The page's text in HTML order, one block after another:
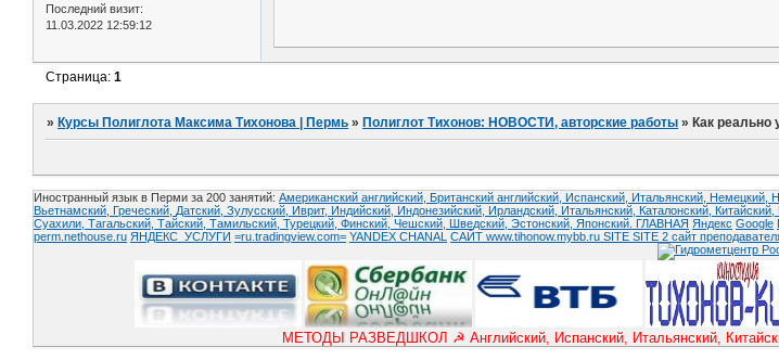
Последний визит:
11.03.2022 12:59:12
Страница:1
» Курсы Полиглота Максима Тихонова | Пермь » Полиглот Тихонов: НОВОСТИ, авторские работы » Как реально
Иностранный язык в Перми за 200 занятий: Американский английский, Британский английский, Испанский, Итальянский, Немецкий,
Вьетнамский, Греческий, Датский, Зулусский, Иврит, Индийский, Индонезийский, Ирландский, Итальянский, Каталонский, Китайский,
Суахили, Тагальский, Тайский, Тамильский, Турецкий, Финский, Чешский, Шведский, Эстонский, Японский. ГЛАВНАЯ Яндекс Google
perm.nethouse.ru ЯНДЕКС_УСЛУГИ =ru.tradingview.com= YANDEX CHANAL САЙТ www.tihonow.mybb.ru SITE SITE 2 сайт
МЕТОДЫ РАЗВЕДШКОЛ ☭ Английский, Испанский, Итальянский,